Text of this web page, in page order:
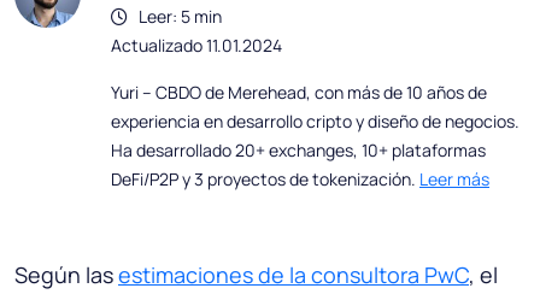
Leer: 5 min
Actualizado 11.01.2024
Yuri – CBDO de Merehead, con más de 10 años de
experiencia en desarrollo cripto y diseño de negocios.
Ha desarrollado 20+ exchanges, 10+ plataformas
DeFi/P2P y 3 proyectos de tokenización. Leer más
Según lasestimaciones de la consultora PwC, el